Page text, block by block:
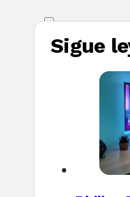
Sigue